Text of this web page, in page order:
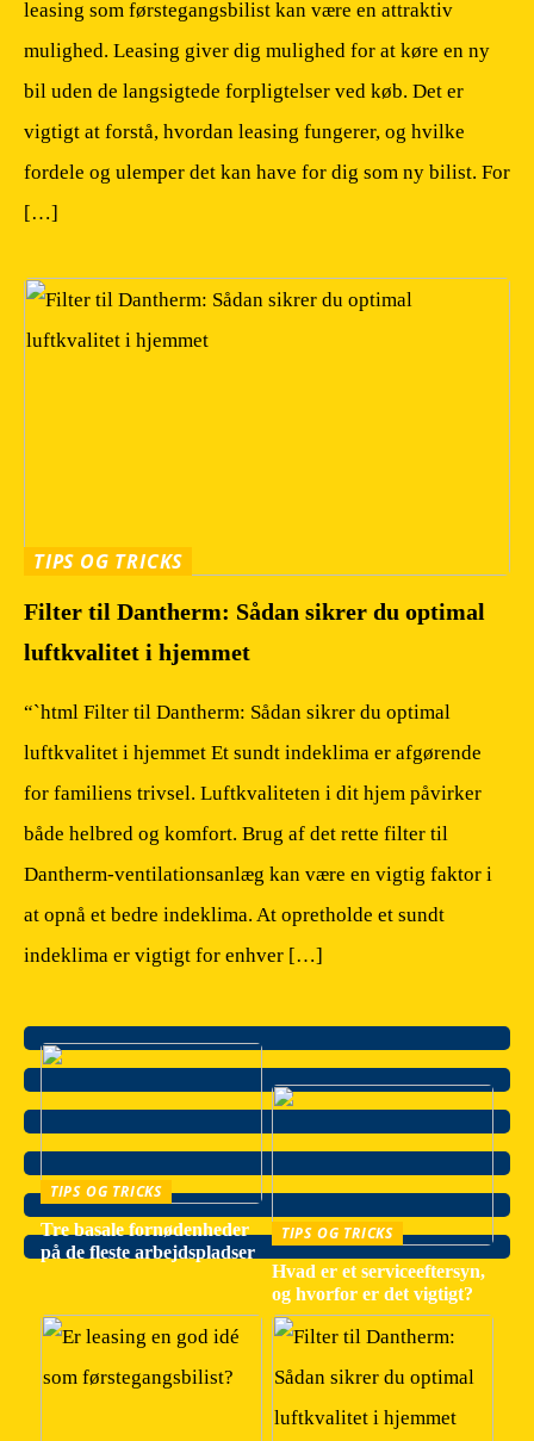
leasing som førstegangsbilist kan være en attraktiv
mulighed. Leasing giver dig mulighed for at køre en ny
bil uden de langsigtede forpligtelser ved køb. Det er
vigtigt at forstå, hvordan leasing fungerer, og hvilke
fordele og ulemper det kan have for dig som ny bilist. For
[…]
TIPS OG TRICKS
Filter til Dantherm: Sådan sikrer du optimal
luftkvalitet i hjemmet
“`html Filter til Dantherm: Sådan sikrer du optimal
luftkvalitet i hjemmet Et sundt indeklima er afgørende
for familiens trivsel. Luftkvaliteten i dit hjem påvirker
både helbred og komfort. Brug af det rette filter til
Dantherm-ventilationsanlæg kan være en vigtig faktor i
at opnå et bedre indeklima. At opretholde et sundt
indeklima er vigtigt for enhver […]
TIPS OG TRICKS
Tre basale fornødenheder
på de fleste arbejdspladser
TIPS OG TRICKS
Hvad er et serviceeftersyn,
og hvorfor er det vigtigt?